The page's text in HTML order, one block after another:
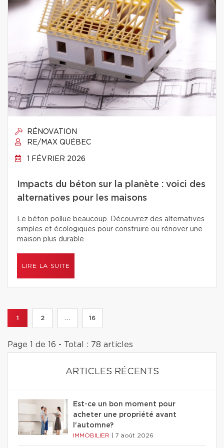
RÉNOVATION
RE/MAX QUÉBEC
1 FÉVRIER 2026
Impacts du béton sur la planète : voici des
alternatives pour les maisons
Le béton pollue beaucoup. Découvrez des alternatives
simples et écologiques pour construire ou rénover une
maison plus durable.
LIRE LA SUITE
1 2 ... 16
Page 1 de 16 - Total : 78 articles
ARTICLES RÉCENTS
Est-ce un bon moment pour
acheter une propriété avant
l'automne?
IMMOBILIER 7 août 2026